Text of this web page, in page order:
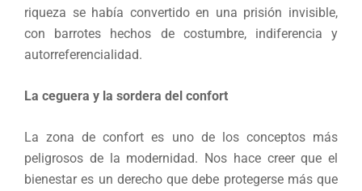
riqueza se había convertido en una prisión invisible,
con barrotes hechos de costumbre, indiferencia y
autorreferencialidad.
La ceguera y la sordera del confort
La zona de confort es uno de los conceptos más
peligrosos de la modernidad. Nos hace creer que el
bienestar es un derecho que debe protegerse más que